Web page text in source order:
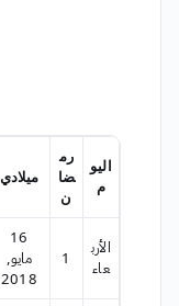
اليو
م
رم
ضا
ن
ميلادي
الأرب
عاء
1
16
مايو,
2018